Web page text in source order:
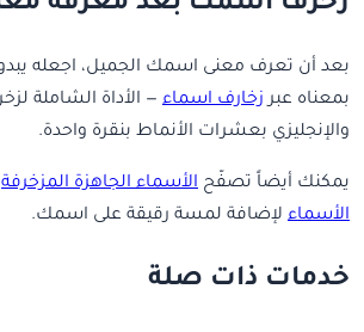
بعد أن تعرف معنى اسمك الجميل، اجعله
بمعناه عبرزخارف اسماء — الأداة الشاملة
والإنجليزي بعشرات الأنماط بنقرة واحدة.
يمكنك أيضاً تصفّح الأسماء الجاهزة المزخرفة
الأسماء لإضافة لمسة رقيقة على اسمك.
خدمات ذات صلة